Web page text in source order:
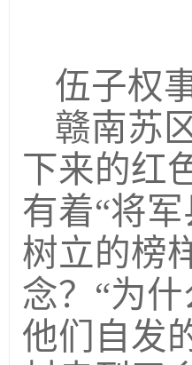
伍子权
赣南苏
下来的红
有着“将
树立的榜
念？“为
他们自发